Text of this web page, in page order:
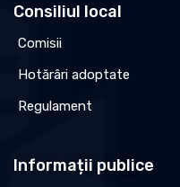
Consiliul local
Comisii
Hotărâri adoptate
Regulament
Informații publice